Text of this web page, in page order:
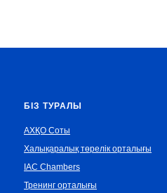
БІЗ ТУРАЛЫ
АХҚО Соты
Халықаралық төрелік орталығы
IAC Chambers
Тренинг орталығы